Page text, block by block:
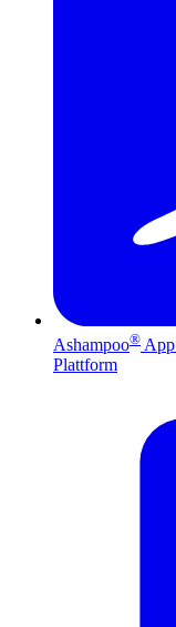
Ashampoo® App
Plattform